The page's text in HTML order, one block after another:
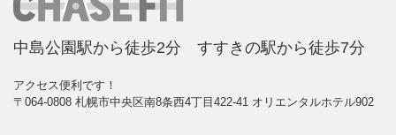
中島公園駅から徒歩2分 すすきの駅から徒歩7分
アクセス便利です！
〒064-0808 札幌市中央区南8条西4丁目422-41 オリエンタルホテル902